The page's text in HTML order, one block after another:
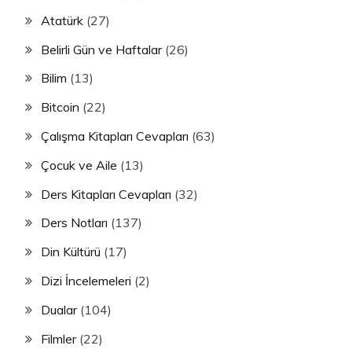
Atatürk (27)
Belirli Gün ve Haftalar(26)
Bilim (13)
Bitcoin (22)
Çalışma Kitapları Cevapları (63)
Çocuk ve Aile (13)
Ders Kitapları Cevapları (32)
Ders Notları (137)
Din Kültürü (17)
Dizi İncelemeleri (2)
Dualar(104)
Filmler(22)